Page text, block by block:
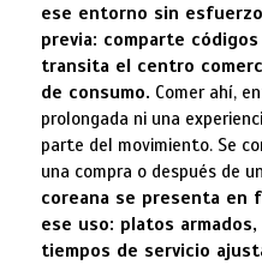
ese entorno sin
previa: comparte
transita el centro
de consumo. Comer ahí,
prolongada ni una
parte del movimiento. Se
una compra o después de
coreana se presenta en
ese uso: platos
tiempos de servicio